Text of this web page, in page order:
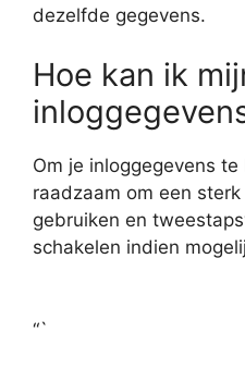
dezelfde gegevens.
Hoe kan ik
Om je inloggegevens
raadzaam om een
gebruiken en
schakelen indien
“`